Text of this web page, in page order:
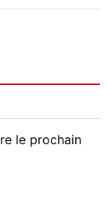
le prochain